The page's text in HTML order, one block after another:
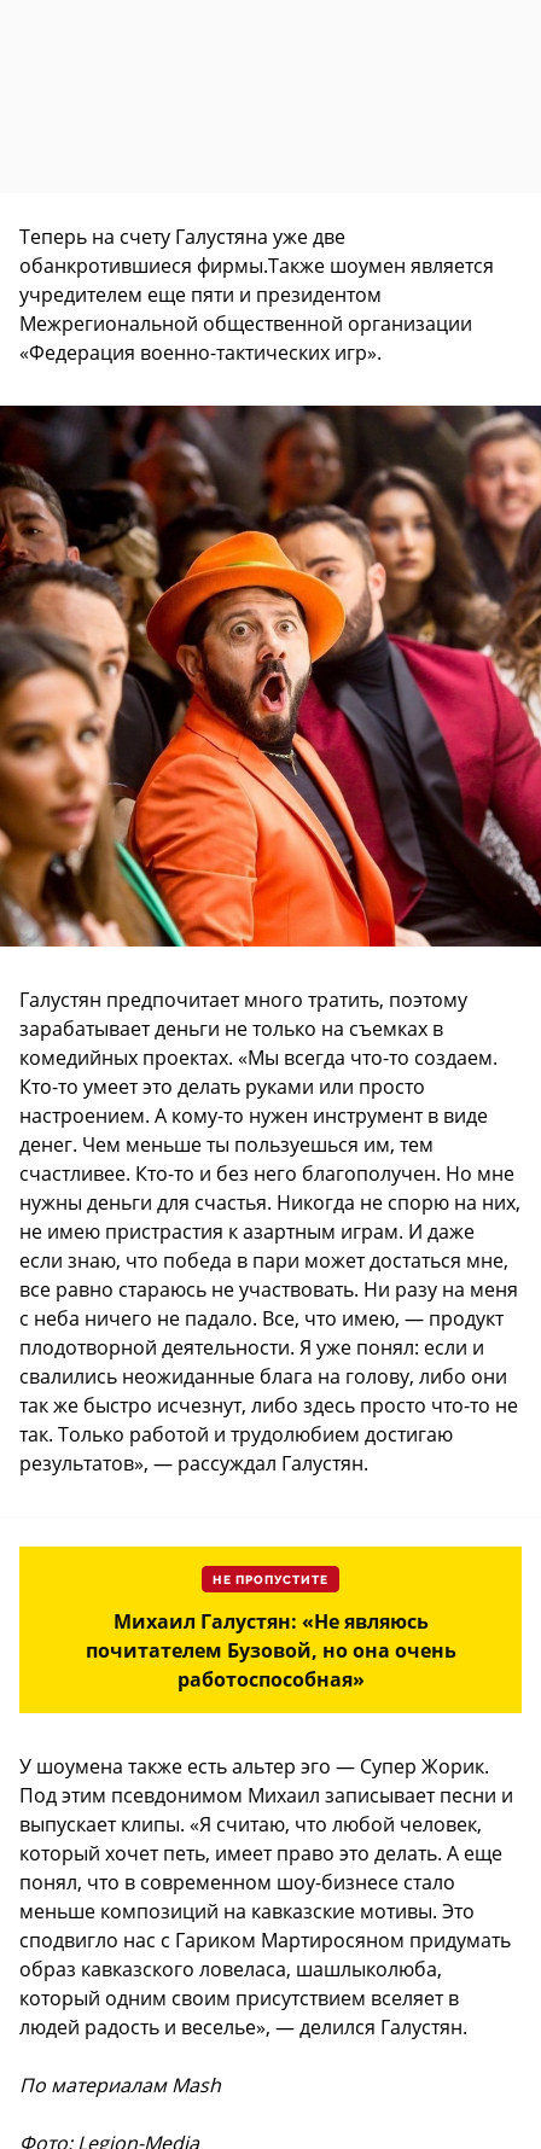
Теперь на счету Галустяна уже две
обанкротившиеся фирмы.Также шоумен является
учредителем еще пяти и президентом
Межрегиональной общественной организации
«Федерация военно-тактических игр».
Галустян предпочитает много тратить, поэтому
зарабатывает деньги не только на съемках в
комедийных проектах. «Мы всегда что-то создаем.
Кто-то умеет это делать руками или просто
настроением. А кому-то нужен инструмент в виде
денег. Чем меньше ты пользуешься им, тем
счастливее. Кто-то и без него благополучен. Но мне
нужны деньги для счастья. Никогда не спорю на них,
не имею пристрастия к азартным играм. И даже
если знаю, что победа в пари может достаться мне,
все равно стараюсь не участвовать. Ни разу на меня
с неба ничего не падало. Все, что имею, — продукт
плодотворной деятельности. Я уже понял: если и
свалились неожиданные блага на голову, либо они
так же быстро исчезнут, либо здесь просто что-то не
так. Только работой и трудолюбием достигаю
результатов», — рассуждал Галустян.
НЕ ПРОПУСТИТЕ
Михаил Галустян: «Не являюсь
почитателем Бузовой, но она очень
работоспособная»
У шоумена также есть альтер эго — Супер Жорик.
Под этим псевдонимом Михаил записывает песни и
выпускает клипы. «Я считаю, что любой человек,
который хочет петь, имеет право это делать. А еще
понял, что в современном шоу-бизнесе стало
меньше композиций на кавказские мотивы. Это
сподвигло нас с Гариком Мартиросяном придумать
образ кавказского ловеласа, шашлыколюба,
который одним своим присутствием вселяет в
людей радость и веселье», — делился Галустян.
По материалам Mash
Фото: Legion-Media